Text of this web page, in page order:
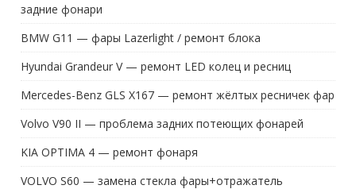
задние фонари
BMW G11 — фары Lazerlight / ремонт блока
Hyundai Grandeur V — ремонт LED колец и ресниц
Mercedes-Benz GLS X167 — ремонт жёлтых ресничек фар
Volvo V90 II — проблема задних потеющих фонарей
KIA OPTIMA 4 — ремонт фонаря
VOLVO S60 — замена стекла фары+отражатель